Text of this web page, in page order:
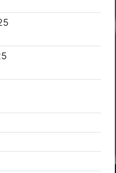
formativo con i